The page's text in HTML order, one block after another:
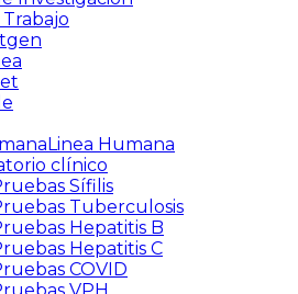
Linea Humana
clínico
Sífilis
Tuberculosis
Hepatitis B
Hepatitis C
COVID
VPH